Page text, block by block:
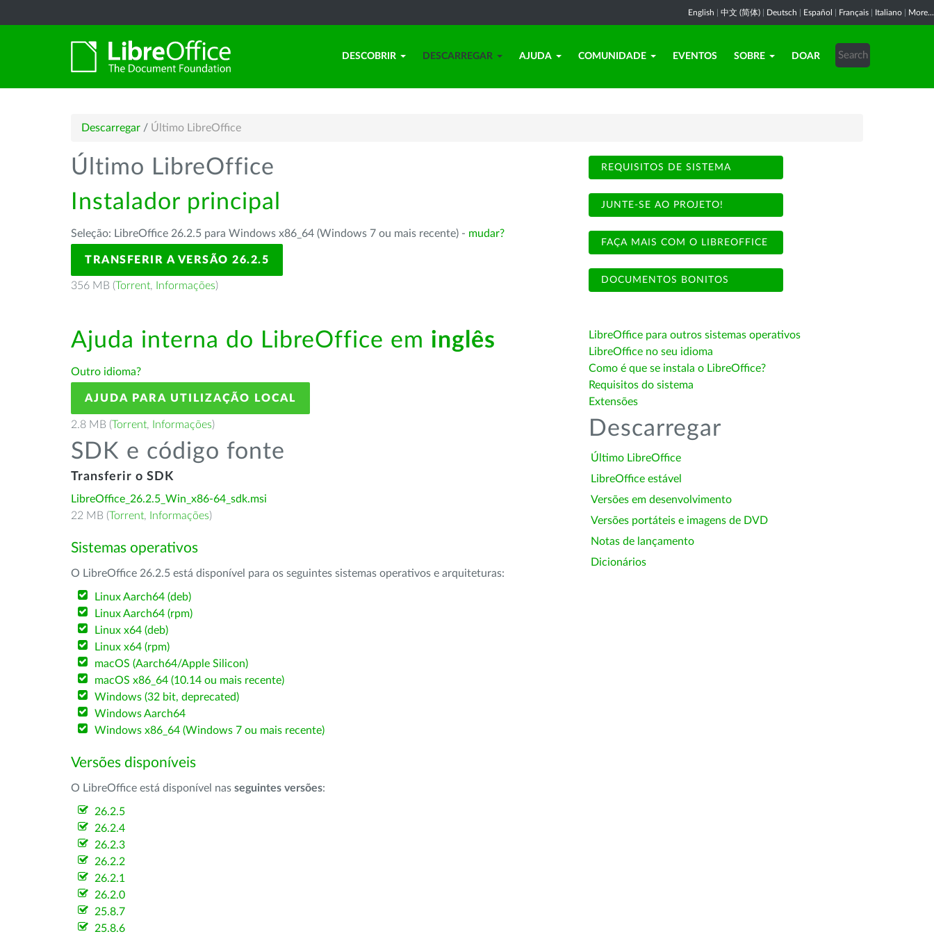
English 中文 (简体) Deutsch Español Français Italiano More...
DESCOBRIR DESCARREGAR AJUDA COMUNIDADE EVENTOS SOBRE DOAR
Descarregar / Último LibreOffice
Último LibreOffice
Instalador principal
Seleção: LibreOffice 26.2.5 para Windows x86_64 (Windows 7 ou mais recente) - mudar?
TRANSFERIR A VERSÃO 26.2.5
356 MB (Torrent, Informações)
Ajuda interna do LibreOffice em inglês
Outro idioma?
AJUDA PARA UTILIZAÇÃO LOCAL
2.8 MB (Torrent, Informações)
SDK e código fonte
Transferir o SDK
LibreOffice_26.2.5_Win_x86-64_sdk.msi
22 MB (Torrent, Informações)
Sistemas operativos
O LibreOffice 26.2.5 está disponível para os seguintes sistemas operativos e arquiteturas:
Linux Aarch64 (deb)
Linux Aarch64 (rpm)
Linux x64 (deb)
Linux x64 (rpm)
macOS (Aarch64/Apple Silicon)
macOS x86_64 (10.14 ou mais recente)
Windows (32 bit, deprecated)
Windows Aarch64
Windows x86_64 (Windows 7 ou mais recente)
Versões disponíveis
O LibreOffice está disponível nas seguintes versões:
26.2.5
26.2.4
26.2.3
26.2.2
26.2.1
26.2.0
25.8.7
25.8.6
REQUISITOS DE SISTEMA
JUNTE-SE AO PROJETO!
FAÇA MAIS COM O LIBREOFFICE
DOCUMENTOS BONITOS
LibreOffice para outros sistemas operativos
LibreOffice no seu idioma
Como é que se instala o LibreOffice?
Requisitos do sistema
Extensões
Descarregar
Último LibreOffice
LibreOffice estável
Versões em desenvolvimento
Versões portáteis e imagens de DVD
Notas de lançamento
Dicionários